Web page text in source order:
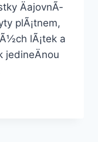
ÄajovnÃ­
plÃ¡tnem,
lÃ¡tek a
jedineÄnou